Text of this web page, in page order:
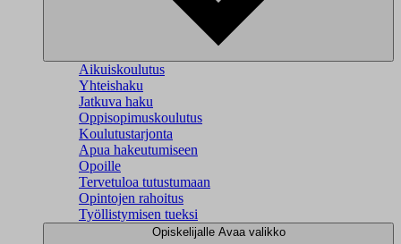
Aikuiskoulutus
Yhteishaku
Jatkuva haku
Oppisopimuskoulutus
Koulutustarjonta
Apua hakeutumiseen
Opoille
Tervetuloa tutustumaan
Opintojen rahoitus
Työllistymisen tueksi
Opiskelijalle Avaa valikko